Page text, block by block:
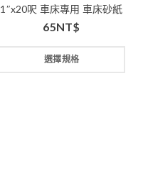
1″x20呎 車床專用 車床砂紙
65NT$
選擇規格